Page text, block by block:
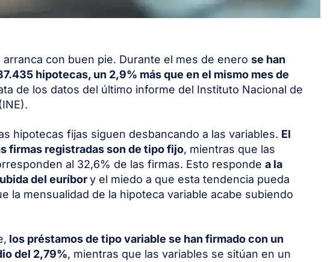
arranca con buen pie. Durante el mes de enero se han
hipotecas, un 2,9% más que en el mismo mes de
de los datos del último informe del Instituto Nacional de
hipotecas fijas siguen desbancando a las variables. El
firmas registradas son de tipo fijo, mientras que las
al 32,6% de las firmas. Esto responde a la
del euríbory el miedo a que esta tendencia pueda
la mensualidad de la hipoteca variable acabe subiendo
los préstamos de tipo variable se han firmado con un
del 2,79%, mientras que las variables se sitúan en un